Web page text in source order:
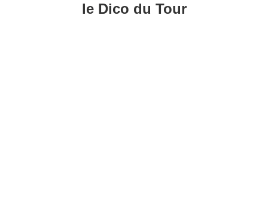
le Dico du Tour